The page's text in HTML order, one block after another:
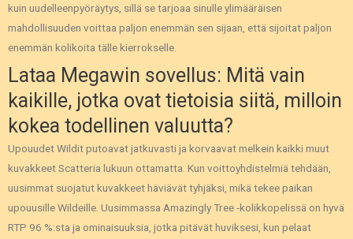
kuin uudelleenpyöräytys, sillä se tarjoaa sinulle ylimääräisen
mahdollisuuden voittaa paljon enemmän sen sijaan, että sijoitat paljon
enemmän kolikoita tälle kierrokselle.
Lataa Megawin sovellus: Mitä vain
kaikille, jotka ovat tietoisia siitä, milloin
kokea todellinen valuutta?
Upouudet Wildit putoavat jatkuvasti ja korvaavat melkein kaikki muut
kuvakkeet Scatteria lukuun ottamatta. Kun voittoyhdistelmiä tehdään,
uusimmat suojatut kuvakkeet häviävät tyhjäksi, mikä tekee paikan
upouusille Wildeille. Uusimmassa Amazingly Tree -kolikkopelissä on hyvä
RTP 96 %:sta ja ominaisuuksia, jotka pitävät huviksesi, kun pelaat